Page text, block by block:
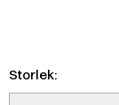
Storlek: